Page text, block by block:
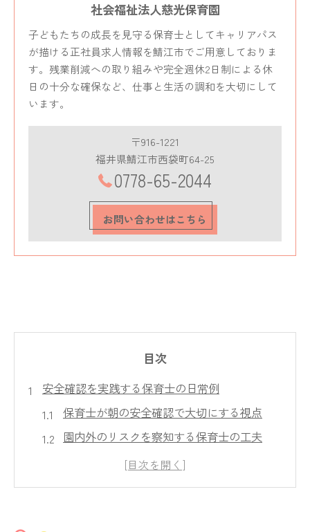
社会福祉法人慈光保育園
子どもたちの成長を見守る保育士としてキャリアパス
が描ける正社員求人情報を鯖江市でご用意しておりま
す。残業削減への取り組みや完全週休2日制による休
日の十分な確保など、仕事と生活の調和を大切にして
います。
〒916-1221
福井県鯖江市西袋町64-25
0778-65-2044
お問い合わせはこちら
目次
安全確認を実践する保育士の日常例
保育士が朝の安全確認で大切にする視点
園内外のリスクを察知する保育士の工夫
保育士同士で行う安全確認の連携方法
日々の保育士が意識する事故防止対策